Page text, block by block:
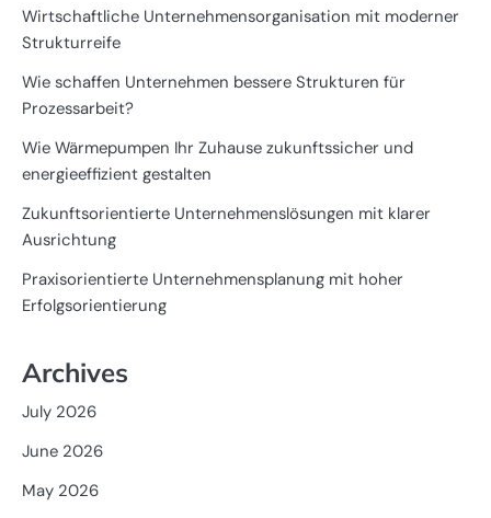
Wirtschaftliche Unternehmensorganisation mit moderner
Strukturreife
Wie schaffen Unternehmen bessere Strukturen für
Prozessarbeit?
Wie Wärmepumpen Ihr Zuhause zukunftssicher und
energieeffizient gestalten
Zukunftsorientierte Unternehmenslösungen mit klarer
Ausrichtung
Praxisorientierte Unternehmensplanung mit hoher
Erfolgsorientierung
Archives
July 2026
June 2026
May 2026